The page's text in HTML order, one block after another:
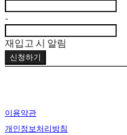
-
재입고 시 알림
신청하기
이용약관
개인정보처리방침